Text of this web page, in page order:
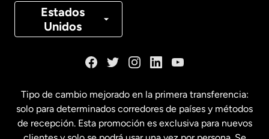
Estados
Unidos
Canadá Français
Estados Unidos English
Tipo de cambio mejorado en la primera transferencia:
solo para determinados corredores de países y métodos
de recepción. Esta promoción es exclusiva para nuevos